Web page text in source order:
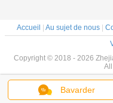
Bavarder
Accueil Au sujet de nous
Copyright © 2018 - 2026